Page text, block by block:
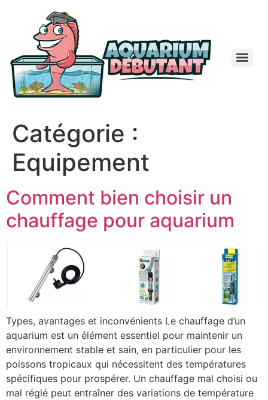
Catégorie :
Equipement
Comment bien choisir un
chauffage pour aquarium
Types, avantages et inconvénients Le chauffage d’un
aquarium est un élément essentiel pour maintenir un
environnement stable et sain, en particulier pour les
poissons tropicaux qui nécessitent des températures
spécifiques pour prospérer. Un chauffage mal choisi ou
mal réglé peut entraîner des variations de température